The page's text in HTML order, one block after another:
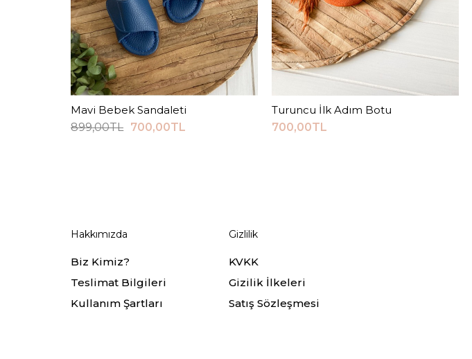
Sepete Ekle
Mavi Bebek Sandaleti
899,00TL 700,00TL
Sepete Ekle
Turuncu İlk Adım Botu
700,00TL
Hakkımızda
Biz Kimiz?
Teslimat Bilgileri
Kullanım Şartları
Gizlilik
KVKK
Gizilik İlkeleri
Satış Sözleşmesi